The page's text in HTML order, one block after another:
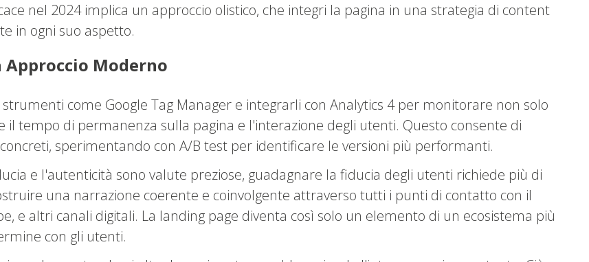
nel 2024 implica un approccio olistico, che integri la pagina in una strategia di content
in ogni suo aspetto.
Approccio Moderno
come Google Tag Manager e integrarli con Analytics 4 per monitorare non solo
il tempo di permanenza sulla pagina e l'interazione degli utenti. Questo consente di
sperimentando con A/B test per identificare le versioni più performanti.
e l'autenticità sono valute preziose, guadagnare la fiducia degli utenti richiede più di
una narrazione coerente e coinvolgente attraverso tutti i punti di contatto con il
e altri canali digitali. La landing page diventa così solo un elemento di un ecosistema più
con gli utenti.